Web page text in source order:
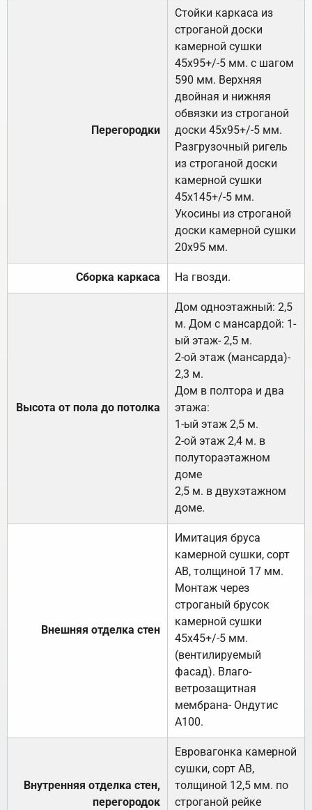
Перегородки
Стойки каркаса из
строганой доски
камерной сушки
45х95+/-5 мм. с шагом
590 мм. Верхняя
двойная и нижняя
обвязки из строганой
доски 45х95+/-5 мм.
Разгрузочный ригель
из строганой доски
камерной сушки
45х145+/-5 мм.
Укосины из строганой
доски камерной сушки
20х95 мм.
Сборка каркаса На гвозди.
Высота от пола до потолка
Дом одноэтажный: 2,5
м. Дом с мансардой: 1-
ый этаж- 2,5 м.
2-ой этаж (мансарда)-
2,3 м.
Дом в полтора и два
этажа:
1-ый этаж 2,5 м.
2-ой этаж 2,4 м. в
полутораэтажном
доме
2,5 м. в двухэтажном
доме.
Внешняя отделка стен
Имитация бруса
камерной сушки, сорт
АВ, толщиной 17 мм.
Монтаж через
строганый брусок
камерной сушки
45х45+/-5 мм.
(вентилируемый
фасад). Влаго-
ветрозащитная
мембрана- Ондутис
А100.
Внутренняя отделка стен,
перегородок
Евровагонка камерной
сушки, сорт АВ,
толщиной 12,5 мм. по
строганой рейке